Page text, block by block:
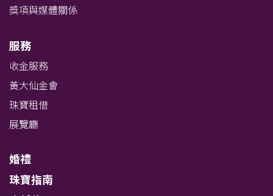
獎項與媒體關係
服務
收金服務
黃大仙金會
珠寶租借
展覽廳
婚禮
珠寶指南